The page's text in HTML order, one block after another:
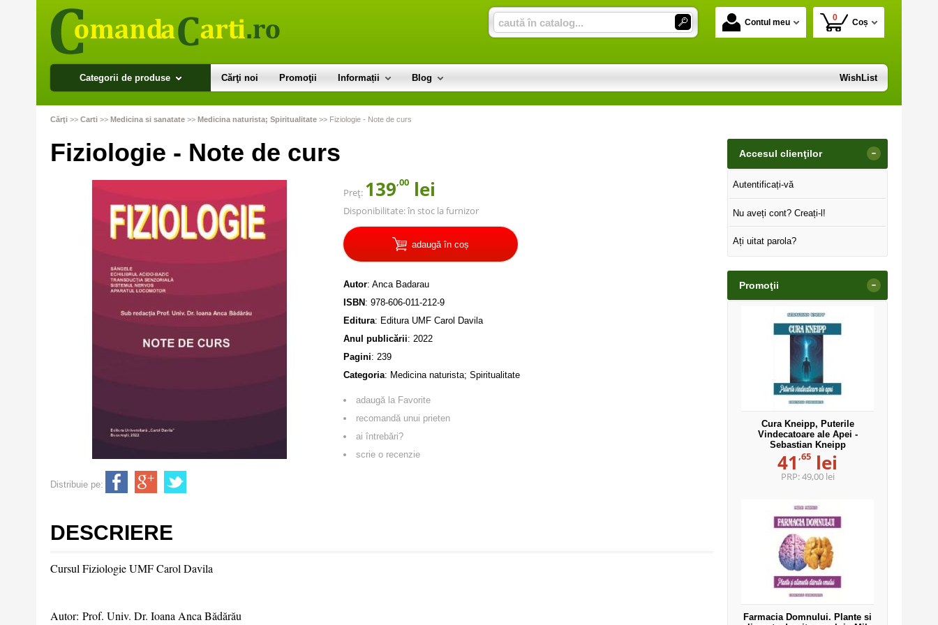
Contul meu 0 Coș
Categorii de produse Cărţi noi Promoţii Informații Blog WishList
Cărţi >> Carti >> Medicina si sanatate >> Medicina naturista; Spiritualitate >> Fiziologie - Note de curs
Fiziologie - Note de curs
Preț: 139,00 lei
Disponibilitate:în stoc la furnizor
adaugă în coș
Autor: Anca Badarau
ISBN : 978-606-011-212-9
Editura: Editura UMF Carol Davila
Anul publicării: 2022
Pagini: 239
Categoria: Medicina naturista; Spiritualitate
adaugă la Favorite
recomandă unui prieten
ai întrebări?
scrie o recenzie
Distribuie pe:
DESCRIERE
Cursul Fiziologie UMF Carol Davila
Autor: Prof. Univ. Dr. Ioana Anca Bădărău
Accesul clienţilor -
Autentificați-vă
Nu aveți cont? Creați-l!
Ați uitat parola?
Promoţii -
Cura Kneipp, Puterile
Vindecatoare ale Apei -
Sebastian Kneipp
41 ,65 lei
PRP:49,00 lei
Farmacia Domnului. Plante si